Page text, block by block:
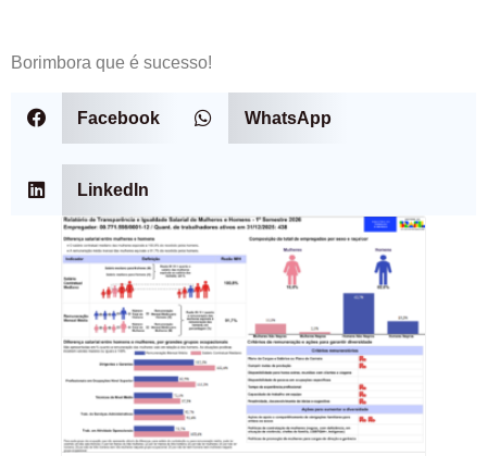
Borimbora que é sucesso!
Facebook WhatsApp
LinkedIn